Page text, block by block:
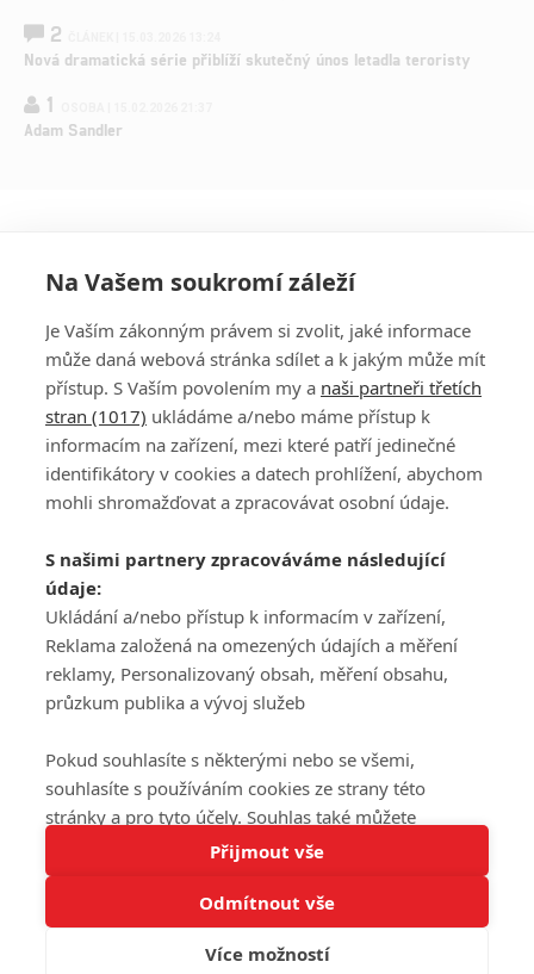
Tato stránka používá soubory cookies.
Rozumím
2
Nová dramatická série přiblíží skutečný únos letadla teroristy
1
Adam Sandler
PŘIHLÁSIT
REGISTROVAT
DISKUZE
Šéfredaktorkou webu jePetr Slavík, e-mailserialy@fandimefilmu.cz
Máte-li zájem o inzerci na našem webu napište nám na e-mail
studio@koncal.com
Ochrana osobních údajů|Zásady používání cookies |Pravidla webu
Upravit nastavení soukromí
© 2016 – 2026 FandimeSerialum.cz / All rights reserved /
Koncal studio s.r.o., IČO: 03604071, Lýskova 2073/57, Stodůlky, 155
Na Vašem soukromí záleží
Je Vaším zákonným právem si zvolit, jaké informace
může daná webová stránka sdílet a k jakým může mít
přístup. S Vaším povolením my a naši partneři třetích
stran (1017) ukládáme a/nebo máme přístup k
informacím na zařízení, mezi které patří jedinečné
identifikátory v cookies a datech prohlížení, abychom
mohli shromažďovat a zpracovávat osobní údaje.
S našimi partnery zpracováváme následující
údaje:
Ukládání a/nebo přístup k informacím v zařízení,
Reklama založená na omezených údajích a měření
reklamy, Personalizovaný obsah, měření obsahu,
průzkum publika a vývoj služeb
Pokud souhlasíte s některými nebo se všemi,
souhlasíte s používáním cookies ze strany této
stránky a pro tyto účely. Souhlas také můžete
odmítnout, ale v takovém případě vám na stránce
nebudou k dispozici některé personalizované funkce.
Vaše volby souhlasu se budou vztahovat pouze na
tuto webovou stránku. Vaše nastavení a odvolání
souhlasu můžete kdykoli změnit na stránce s
Přijmout vše
Odmítnout vše
Více možností